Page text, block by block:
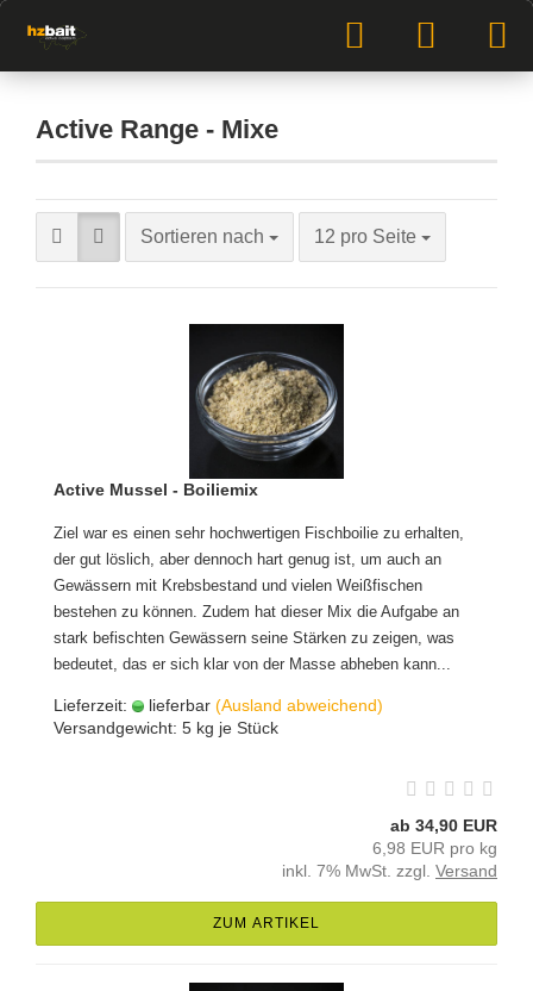
Active Range - Mixe
Sortieren nach 12 pro Seite
Active Mussel - Boiliemix
Ziel war es einen sehr hochwertigen Fischboilie zu erhalten,
der gut löslich, aber dennoch hart genug ist, um auch an
Gewässern mit Krebsbestand und vielen Weißfischen
bestehen zu können. Zudem hat dieser Mix die Aufgabe an
stark befischten Gewässern seine Stärken zu zeigen, was
bedeutet, das er sich klar von der Masse abheben kann...
Lieferzeit: lieferbar (Ausland abweichend)
Versandgewicht: 5 kg je Stück
ab 34,90 EUR
6,98 EUR pro kg
inkl. 7% MwSt. zzgl. Versand
ZUM ARTIKEL